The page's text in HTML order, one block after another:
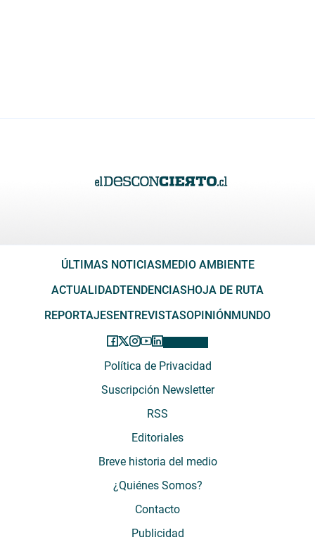
ÚLTIMAS NOTICIASMEDIO AMBIENTE
ACTUALIDADTENDENCIASHOJA DE RUTA
REPORTAJESENTREVISTASOPINIÓNMUNDO
Política de Privacidad
Suscripción Newsletter
RSS
Editoriales
Breve historia del medio
¿Quiénes Somos?
Contacto
Publicidad